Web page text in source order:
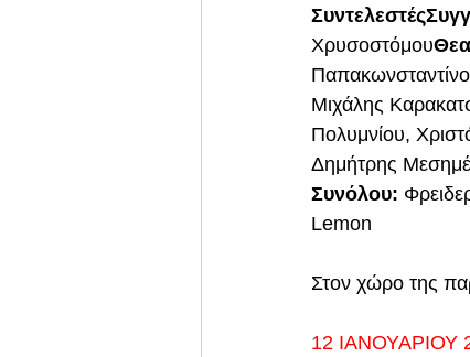
Χρυσοστόμου
Μιχάλης
Πολυμνίου,
Δημήτρης
Συνόλου:
Lemon
Στον χώρο της
12 ΙΑΝΟΥΑΡΙΟΥ